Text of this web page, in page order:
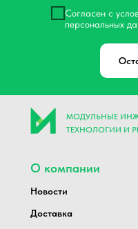
Согласен с
персональных
МОДУЛЬНЫЕ
ТЕХНОЛОГИИ И
О компании
Новости
Доставка